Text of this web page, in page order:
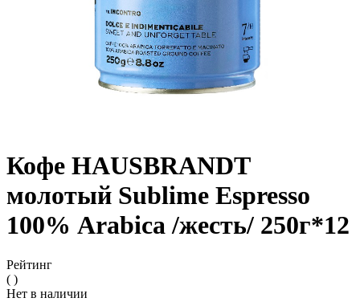
Кофе HAUSBRANDT
молотый Sublime Espresso
100% Аrabica /жесть/ 250г*12
Рейтинг
( )
Нет в наличии